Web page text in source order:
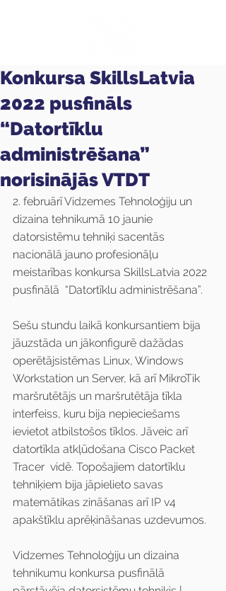
Konkursa SkillsLatvia
2022 pusfināls
“Datortīklu
administrēšana”
norisinājās VTDT
2. februārī Vidzemes Tehnoloģiju un
dizaina tehnikumā 10 jaunie
datorsistēmu tehniķi sacentās
nacionālā jauno profesionāļu
meistarības konkursa SkillsLatvia 2022
pusfinālā  “Datortīklu administrēšana”.
Sešu stundu laikā konkursantiem bija
jāuzstāda un jākonfigurē dažādas
operētājsistēmas Linux, Windows
Workstation un Server, kā arī MikroTik
maršrutētājs un maršrutētāja tīkla
interfeiss, kuru bija nepieciešams
ievietot atbilstošos tīklos. Jāveic arī
datortīkla atkļūdošana Cisco Packet
Tracer  vidē. Topošajiem datortīklu
tehniķiem bija jāpielieto savas
matemātikas zināšanas arī IP v4
apakštīklu aprēķināšanas uzdevumos.
Vidzemes Tehnoloģiju un dizaina
tehnikumu konkursa pusfinālā